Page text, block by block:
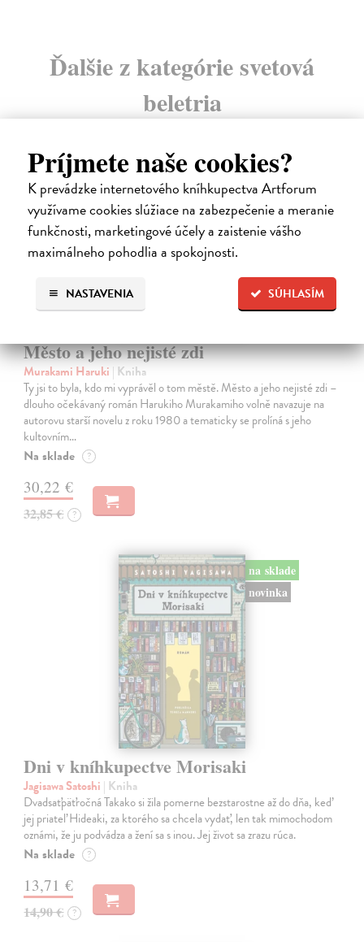
Príjmete naše cookies?
K prevádzke internetového kníhkupectva Artforum
využívame cookies slúžiace na zabezpečenie a meranie
funkčnosti, marketingové účely a zaistenie vášho
maximálneho pohodlia a spokojnosti.
SÚHLASÍM
NASTAVENIA
Ďalšie z kategórie svetová
beletria
novinka
Město a jeho nejisté zdi
Murakami Haruki | Kniha
Ty jsi to byla, kdo mi vyprávěl o tom městě. Město a jeho nejisté zdi –
dlouho očekávaný román Harukiho Murakamiho volně navazuje na
autorovu starší novelu z roku 1980 a tematicky se prolíná s jeho
kultovním…
Na sklade ?
30,22 €
32,85 € ?
na sklade
novinka
Dni v kníhkupectve Morisaki
Jagisawa Satoshi | Kniha
Dvadsaťpäťročná Takako si žila pomerne bezstarostne až do dňa, keď
jej priateľ Hideaki, za ktorého sa chcela vydať, len tak mimochodom
oznámi, že ju podvádza a žení sa s inou. Jej život sa zrazu rúca.
Na sklade ?
13,71 €
14,90 € ?